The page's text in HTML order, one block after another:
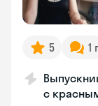
5 1
с